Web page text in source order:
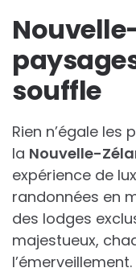
souffle
Rien n’égale
la Nouvelle-
expérience de
randonnées en
des lodges
majestueux,